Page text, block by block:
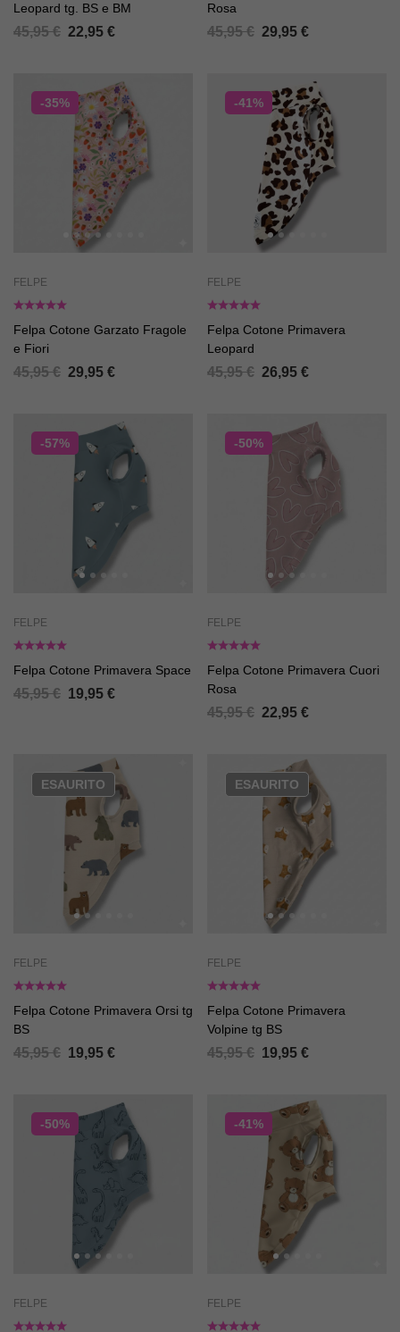
Leopard tg. BS e BM
45,95€ 22,95 €
Rosa
45,95€ 29,95 €
-35%
FELPE
Felpa Cotone Garzato Fragole
e Fiori
45,95€ 29,95 €
-41%
FELPE
Felpa Cotone Primavera
Leopard
45,95€ 26,95 €
-57%
FELPE
Felpa Cotone Primavera Space
45,95€ 19,95 €
-50%
FELPE
Felpa Cotone Primavera Cuori
Rosa
45,95€ 22,95 €
ESAURITO
FELPE
Felpa Cotone Primavera Orsi tg
BS
45,95€ 19,95 €
ESAURITO
FELPE
Felpa Cotone Primavera
Volpine tg BS
45,95€ 19,95 €
-50%
FELPE
-41%
FELPE